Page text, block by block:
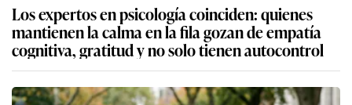
Los expertos en psicología coinciden: quienes
mantienen la calma en la fila gozan de empatía
cognitiva, gratitud y no solo tienen autocontrol